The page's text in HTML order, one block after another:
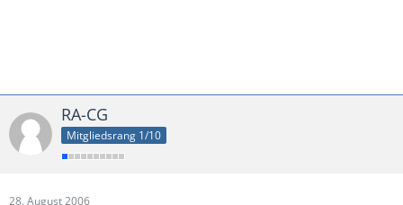
RA-CG
Mitgliedsrang 1/10
28. August 2006